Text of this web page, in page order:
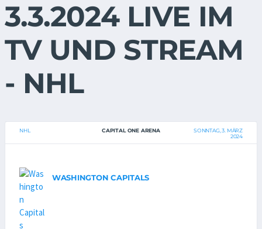
3.3.2024 LIVE IM
TV UND STREAM
- NHL
NHL CAPITAL ONE ARENA
SONNTAG, 3. MÄRZ
2024
WASHINGTON CAPITALS